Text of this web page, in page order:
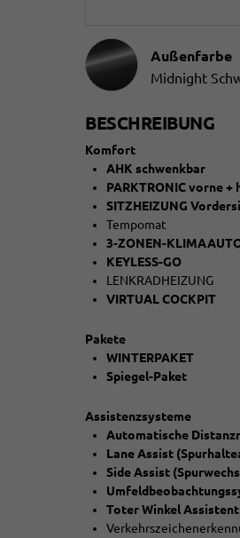
Außenfarbe
Midnight
BESCHREIBUNG
Komfort
AHK schwenkbar
PARKTRONIC vorne +
SITZHEIZUNG
Tempomat
3-ZONEN-
KEYLESS-GO
LENKRADHEIZUNG
VIRTUAL COCKPIT
Pakete
WINTERPAKET
Spiegel-Paket
Assistenzsysteme
Automatische
Lane Assist
Side Assist
Toter Winkel Assistent